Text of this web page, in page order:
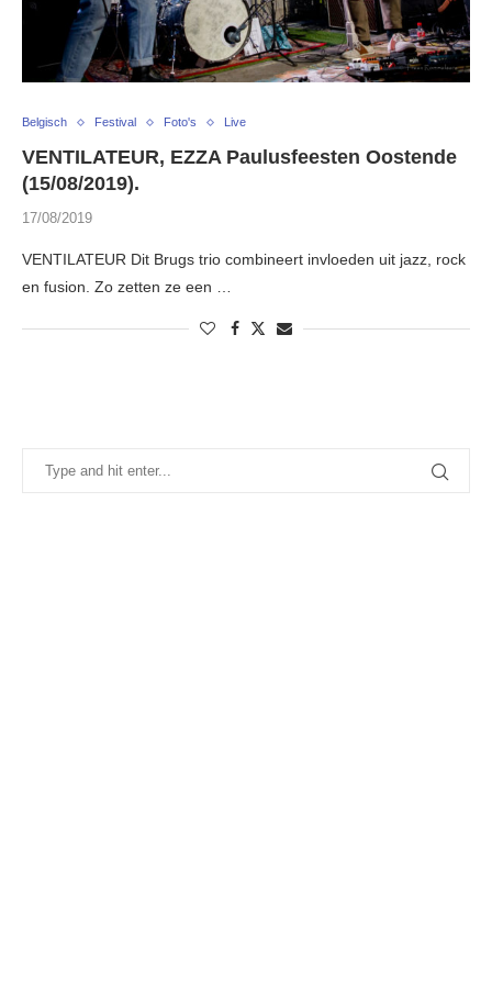
Belgisch Festival Foto's Live
VENTILATEUR, EZZA Paulusfeesten Oostende
(15/08/2019).
17/08/2019
VENTILATEUR Dit Brugs trio combineert invloeden uit jazz, rock
en fusion. Zo zetten ze een …